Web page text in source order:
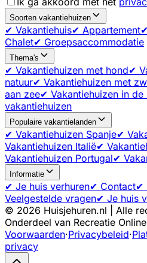
Soorten vakantiehuizen
✔ Vakantiehuis✔ Appartement
Chalet✔ Groepsaccommodatie
Thema's
✔ Vakantiehuizen met hond✔
natuur✔ Vakantiehuizen met
aan zee✔ Vakantiehuizen in de
vakantiehuizen
Populaire vakantielanden
✔ Vakantiehuizen Spanje✔
Vakantiehuizen Italië✔
Vakantiehuizen Portugal✔
Informatie
✔ Je huis verhuren✔ Contact✔
Veelgestelde vragen✔ Je huis
© 2026 Huisjehuren.nl | Alle
Onderdeel van Recreatie
Voorwaarden·Privacybeleid·
privacy